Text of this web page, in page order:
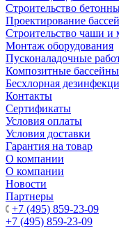
Строительство
Проектирование
Строительство чаши и
Монтаж оборудования
Пусконаладочные
Композитные бассейны
Бесхлорная
Контакты
Сертификаты
Условия оплаты
Условия доставки
Гарантия на товар
О компании
О компании
Новости
Партнеры
+7 (495) 859-23-09
+7 (495) 859-23-09